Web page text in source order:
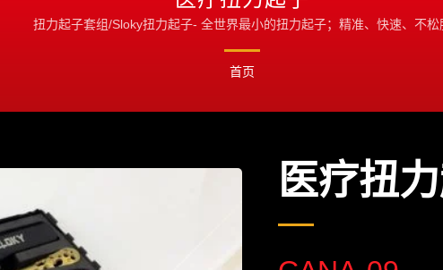
扭力起子套组/Sloky扭力起子- 全世界最小的扭力起子；精准、快速、不松
首页
医疗扭